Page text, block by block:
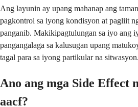
Ang layunin ay upang mahanap ang
pagkontrol sa iyong kondisyon at pagliit
panganib. Makikipagtulungan sa iyo ang
pangangalaga sa kalusugan upang
tagal para sa iyong partikular na sitwasyon.
Ano ang mga Side Effect
aacf?